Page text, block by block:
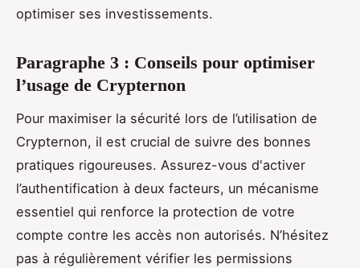
optimiser ses investissements.
Paragraphe 3 : Conseils pour optimiser
l’usage de Crypternon
Pour maximiser la sécurité lors de l’utilisation de
Crypternon, il est crucial de suivre des bonnes
pratiques rigoureuses. Assurez-vous d'activer
l’authentification à deux facteurs, un mécanisme
essentiel qui renforce la protection de votre
compte contre les accès non autorisés. N’hésitez
pas à régulièrement vérifier les permissions